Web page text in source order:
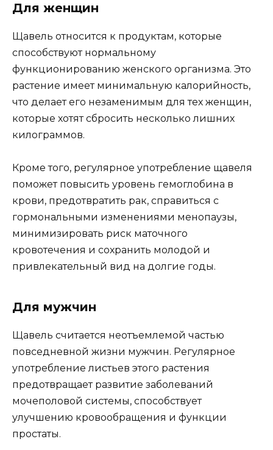
Для женщин
Щавель относится к продуктам, которые
способствуют нормальному
функционированию женского организма. Это
растение имеет минимальную калорийность,
что делает его незаменимым для тех женщин,
которые хотят сбросить несколько лишних
килограммов.
Кроме того, регулярное употребление щавеля
поможет повысить уровень гемоглобина в
крови, предотвратить рак, справиться с
гормональными изменениями менопаузы,
минимизировать риск маточного
кровотечения и сохранить молодой и
привлекательный вид на долгие годы.
Для мужчин
Щавель считается неотъемлемой частью
повседневной жизни мужчин. Регулярное
употребление листьев этого растения
предотвращает развитие заболеваний
мочеполовой системы, способствует
улучшению кровообращения и функции
простаты.